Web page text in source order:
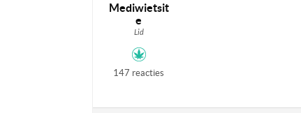
Mediwietsit
e
Lid
147 reacties